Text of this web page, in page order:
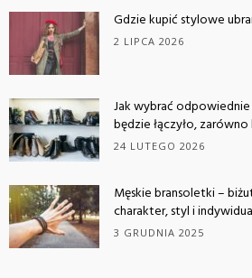
Gdzie kupić stylowe
2 LIPCA 2026
Jak wybrać
będzie łączyło,
24 LUTEGO 2026
Męskie bransoletki –
charakter, styl i
3 GRUDNIA 2025